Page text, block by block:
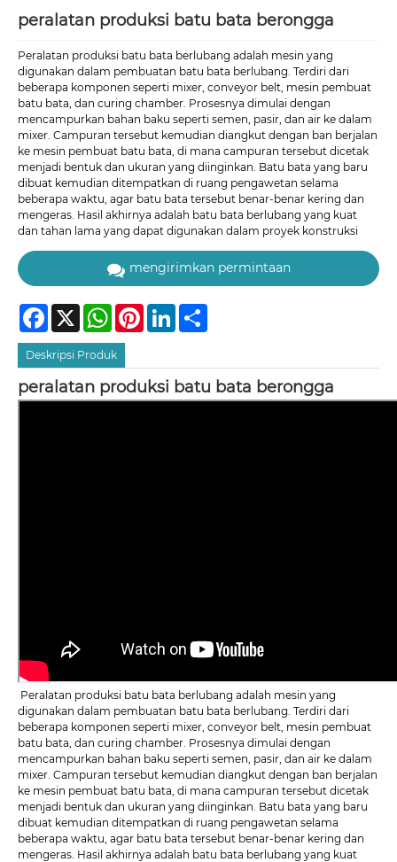
peralatan produksi batu bata berongga
Peralatan produksi batu bata berlubang adalah mesin yang
digunakan dalam pembuatan batu bata berlubang. Terdiri dari
beberapa komponen seperti mixer, conveyor belt, mesin pembuat
batu bata, dan curing chamber. Prosesnya dimulai dengan
mencampurkan bahan baku seperti semen, pasir, dan air ke dalam
mixer. Campuran tersebut kemudian diangkut dengan ban berjalan
ke mesin pembuat batu bata, di mana campuran tersebut dicetak
menjadi bentuk dan ukuran yang diinginkan. Batu bata yang baru
dibuat kemudian ditempatkan di ruang pengawetan selama
beberapa waktu, agar batu bata tersebut benar-benar kering dan
mengeras. Hasil akhirnya adalah batu bata berlubang yang kuat
dan tahan lama yang dapat digunakan dalam proyek konstruksi
mengirimkan permintaan
Facebook
X WhatsAppPinterestLinkedIn
Deskripsi Produk
peralatan produksi batu bata berongga
Peralatan produksi batu bata berlubang adalah mesin yang
digunakan dalam pembuatan batu bata berlubang. Terdiri dari
beberapa komponen seperti mixer, conveyor belt, mesin pembuat
batu bata, dan curing chamber. Prosesnya dimulai dengan
mencampurkan bahan baku seperti semen, pasir, dan air ke dalam
mixer. Campuran tersebut kemudian diangkut dengan ban berjalan
ke mesin pembuat batu bata, di mana campuran tersebut dicetak
menjadi bentuk dan ukuran yang diinginkan. Batu bata yang baru
dibuat kemudian ditempatkan di ruang pengawetan selama
beberapa waktu, agar batu bata tersebut benar-benar kering dan
mengeras. Hasil akhirnya adalah batu bata berlubang yang kuat